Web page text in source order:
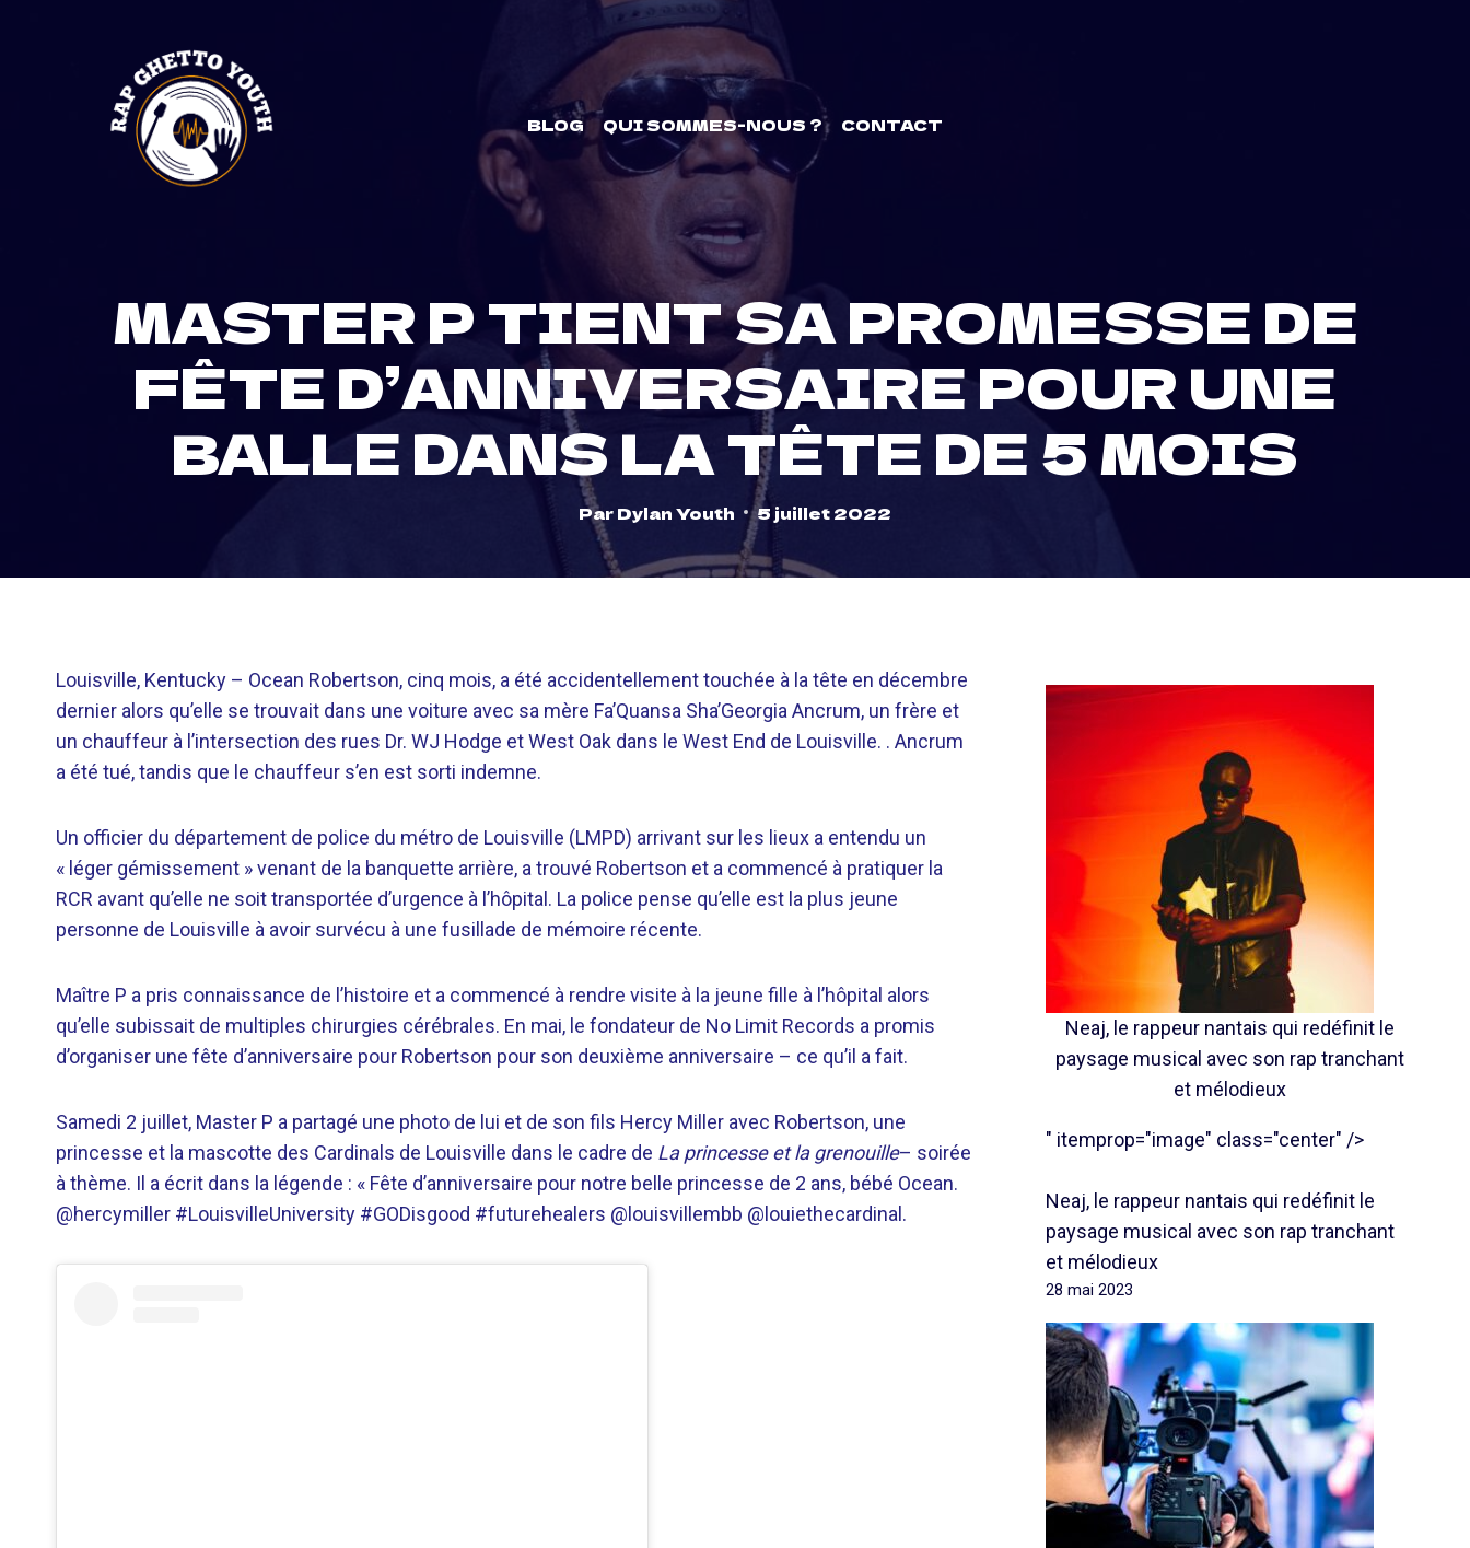
BLOG QUI SOMMES-NOUS ? CONTACT
MASTER P TIENT SA PROMESSE DE
FÊTE D’ANNIVERSAIRE POUR UNE
BALLE DANS LA TÊTE DE 5 MOIS
ParDylan Youth 5 juillet 2022
Louisville, Kentucky – Ocean Robertson, cinq mois, a été accidentellement touchée à la tête en décembre
dernier alors qu’elle se trouvait dans une voiture avec sa mère Fa’Quansa Sha’Georgia Ancrum, un frère et
un chauffeur à l’intersection des rues Dr. WJ Hodge et West Oak dans le West End de Louisville. . Ancrum
a été tué, tandis que le chauffeur s’en est sorti indemne.
Un officier du département de police du métro de Louisville (LMPD) arrivant sur les lieux a entendu un
« léger gémissement » venant de la banquette arrière, a trouvé Robertson et a commencé à pratiquer la
RCR avant qu’elle ne soit transportée d’urgence à l’hôpital. La police pense qu’elle est la plus jeune
personne de Louisville à avoir survécu à une fusillade de mémoire récente.
Maître P a pris connaissance de l’histoire et a commencé à rendre visite à la jeune fille à l’hôpital alors
qu’elle subissait de multiples chirurgies cérébrales. En mai, le fondateur de No Limit Records a promis
d’organiser une fête d’anniversaire pour Robertson pour son deuxième anniversaire – ce qu’il a fait.
Samedi 2 juillet, Master P a partagé une photo de lui et de son fils Hercy Miller avec Robertson, une
princesse et la mascotte des Cardinals de Louisville dans le cadre de La princesse et la grenouille– soirée
à thème. Il a écrit dans la légende : « Fête d’anniversaire pour notre belle princesse de 2 ans, bébé Ocean.
@hercymiller #LouisvilleUniversity #GODisgood #futurehealers @louisvillembb @louiethecardinal.
Neaj, le rappeur nantais qui redéfinit le
paysage musical avec son rap tranchant
et mélodieux
" itemprop="image" class="center" />
Neaj, le rappeur nantais qui redéfinit le
paysage musical avec son rap tranchant
et mélodieux
28 mai 2023